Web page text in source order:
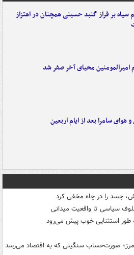
سیاه بر فراز گنبد حسینی همچنان در اهتزاز
محیای آخر صفر شد
هوای سامرا بعد از ایام اربعین
جسد را در چاه مخفی کرد
سیاسی تا واقعیت میدانی
طور استثنایی خوب پیش می‌رود
صورت‌حساب سنگینی که به اقتصاد می‌رسد